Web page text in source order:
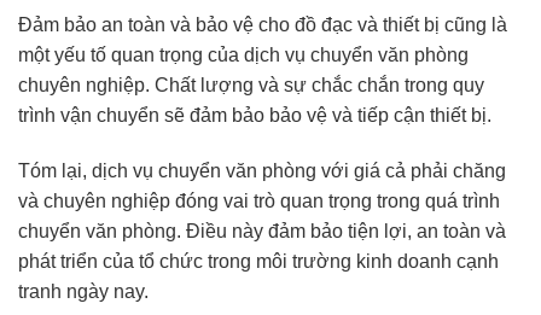
Đảm bảo an toàn và bảo vệ cho đồ đạc và thiết bị cũng là
một yếu tố quan trọng của dịch vụ chuyển văn phòng
chuyên nghiệp. Chất lượng và sự chắc chắn trong quy
trình vận chuyển sẽ đảm bảo bảo vệ và tiếp cận thiết bị.
Tóm lại, dịch vụ chuyển văn phòng với giá cả phải chăng
và chuyên nghiệp đóng vai trò quan trọng trong quá trình
chuyển văn phòng. Điều này đảm bảo tiện lợi, an toàn và
phát triển của tổ chức trong môi trường kinh doanh cạnh
tranh ngày nay.